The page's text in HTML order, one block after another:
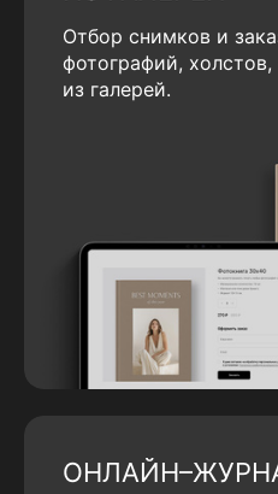
Отбор снимков и
фотографий,
из галерей.